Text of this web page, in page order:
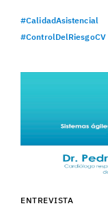
#CalidadAsistencial
#ControlDelRiesgoCV
ENTREVISTA